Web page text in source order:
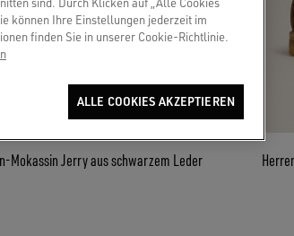
Mokassin Jerry aus schwarzem Leder
können Ihre Einstellungen jederzeit im
finden Sie in unserer Cookie-Richtlinie.
ALLE COOKIES AKZEPTIEREN